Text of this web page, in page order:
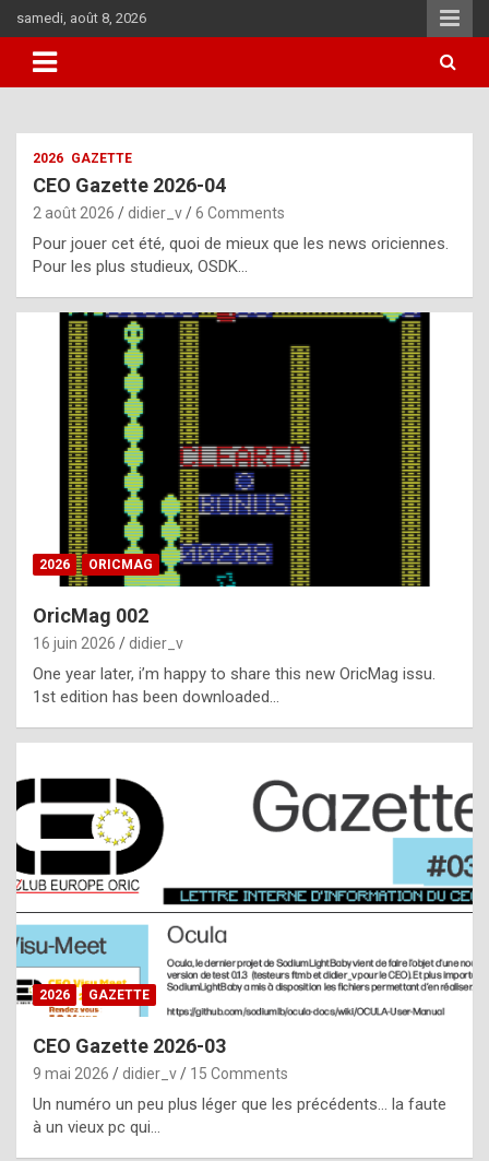
to
content
samedi, août 8, 2026
i
u
l
y
d
i
ff
i
l
t
t
s
t
a
s
i
e
f
2026 GAZETTE
CEO Gazette 2026-04
2 août 2026 didier_v 6 Comments
Pour jouer cet été, quoi de mieux que les news oriciennes.
Pour les plus studieux, OSDK…
2026 ORICMAG
OricMag 002
16 juin 2026 didier_v
One year later, i’m happy to share this new OricMag issu.
1st edition has been downloaded…
2026 GAZETTE
CEO Gazette 2026-03
9 mai 2026 didier_v 15 Comments
Un numéro un peu plus léger que les précédents… la faute
à un vieux pc qui…